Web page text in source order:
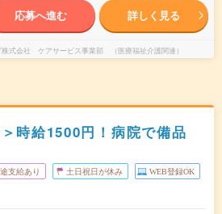
応募へ進む 詳しく見る
株式会社 ケアサービス事業部 （医療福祉介護関連）
時給1500円！病院で備品
支給あり 土日祝日が休み WEB登録OK